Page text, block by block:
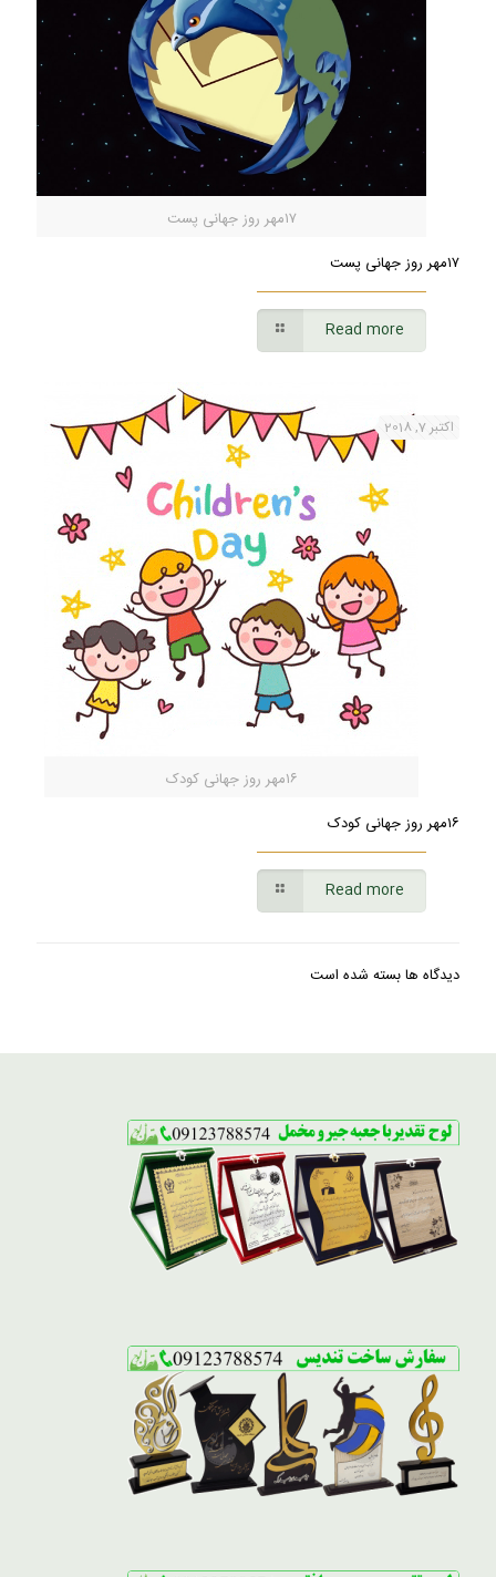
۱۷مهر روز جهانی پست
۱۷مهر روز جهانی پست
Read more
۱۶مهر روز جهانی کودک
اکتبر 7, 2018
۱۶مهر روز جهانی کودک
Read more
دیدگاه ها بسته شده است